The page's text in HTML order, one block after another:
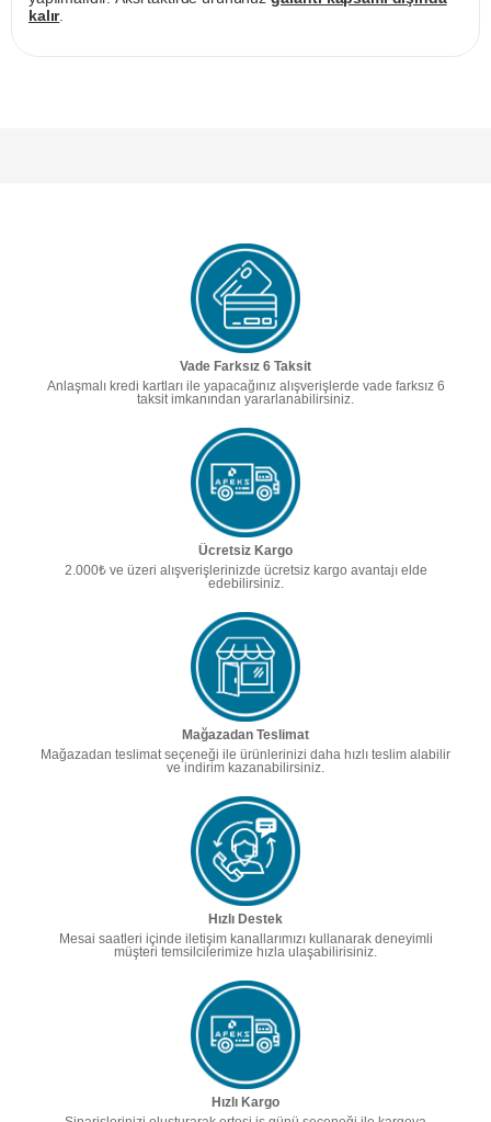
kalır.
Vade Farksız 6 Taksit
Anlaşmalı kredi kartları ile yapacağınız alışverişlerde vade farksız 6
taksit imkanından yararlanabilirsiniz.
Ücretsiz Kargo
2.000₺ ve üzeri alışverişlerinizde ücretsiz kargo avantajı elde
edebilirsiniz.
Mağazadan Teslimat
Mağazadan teslimat seçeneği ile ürünlerinizi daha hızlı teslim alabilir
ve indirim kazanabilirsiniz.
Hızlı Destek
Mesai saatleri içinde iletişim kanallarımızı kullanarak deneyimli
müşteri temsilcilerimize hızla ulaşabilirisiniz.
Hızlı Kargo